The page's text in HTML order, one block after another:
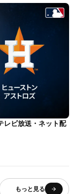
レビ放送・ネット配
もっと見る